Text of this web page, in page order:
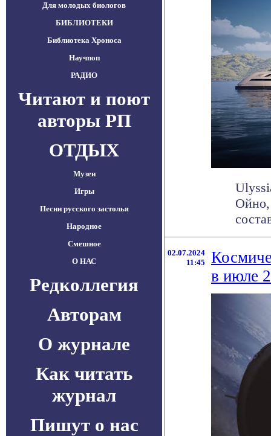
Для молодых биологов
БИБЛИОТЕКИ
Библиотека Хроноса
Научпоп
РАДИО
Читают и поют
авторы РП
ОТДЫХ
Музеи
Игры
Песни русского застолья
Народное
Смешное
О НАС
Редколлегия
Авторам
О журнале
Как читать
журнал
Пишут о нас
Ойно,
02.07.2024
11:45
в июле